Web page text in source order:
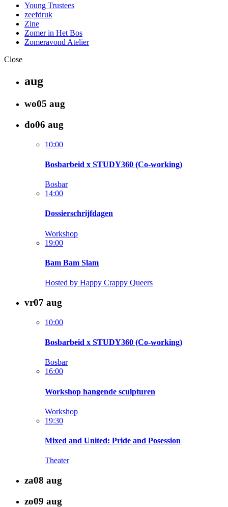
Young Trustees
zeefdruk
Zine
Zomer in Het Bos
Zomeravond Atelier
Close
aug
wo05 aug
do06 aug
10:00
Bosbarbeid x STUDY360 (Co-working)
Bosbar
14:00
Dossierschrijfdagen
Workshop
19:00
Bam Bam Slam
Hosted by Happy Crappy Queers
vr07 aug
10:00
Bosbarbeid x STUDY360 (Co-working)
Bosbar
16:00
Workshop hangende sculpturen
Workshop
19:30
Mixed and United: Pride and Posession
Theater
za08 aug
zo09 aug